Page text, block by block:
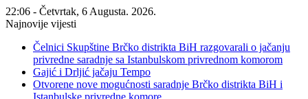
22:06 - Četvrtak, 6 Augusta. 2026.
Najnovije vijesti
Čelnici Skupštine Brčko distrikta BiH razgovarali o jačanju
privredne saradnje sa Istanbulskom privrednom komorom
Gajić i Drljić jačaju Tempo
Otvorene nove mogućnosti saradnje Brčko distrikta BiH i
Istanbulske privredne komore